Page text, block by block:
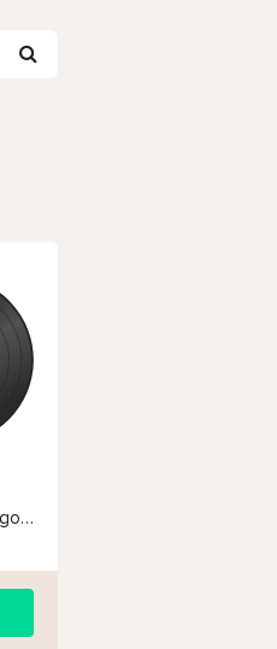
Чтобы прослушать онлайн песню Lilithzplug - Cleared (Tiktok Remix) Fuck it let's go take it real slow нажмите на кнопку плей с светом зелений